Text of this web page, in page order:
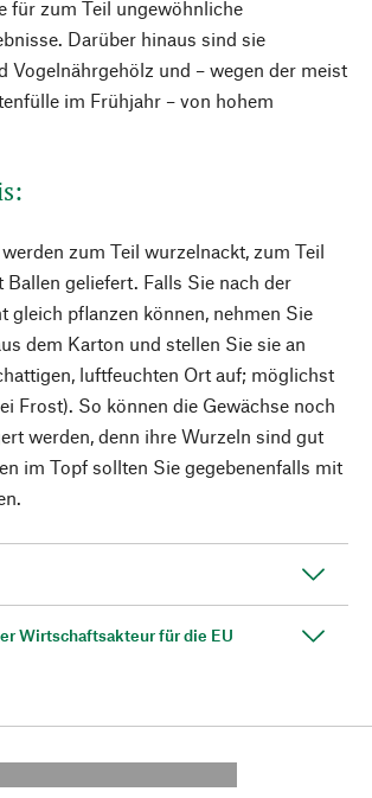
für zum Teil ungewöhnliche
Darüber hinaus sind sie
Vogelnährgehölz und – wegen der meist
im Frühjahr – von hohem
zum Teil wurzelnackt, zum Teil
Ballen geliefert. Falls Sie nach der
gleich pflanzen können, nehmen Sie
dem Karton und stellen Sie sie an
luftfeuchten Ort auf; möglichst
Frost). So können die Gewächse noch
werden, denn ihre Wurzeln sind gut
im Topf sollten Sie gegebenenfalls mit
Wirtschaftsakteur für die EU